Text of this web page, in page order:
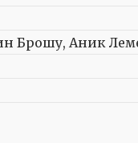
Брошу, Аник